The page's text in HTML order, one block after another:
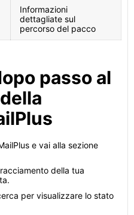
Informazioni
dettagliate sul
percorso del pacco
passo al
e vai alla sezione
della tua
per visualizzare lo stato